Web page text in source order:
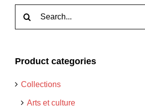
Product categories
Collections
Arts et culture